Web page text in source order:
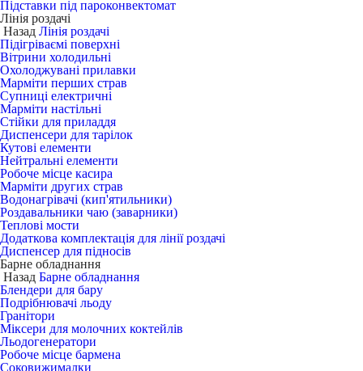
Підставки під пароконвектомат
Лінія роздачі
Назад Лінія роздачі
Підігріваємі поверхні
Вітрини холодильні
Охолоджувані прилавки
Марміти перших страв
Супниці електричні
Марміти настільні
Стійки для приладдя
Диспенсери для тарілок
Кутові елементи
Нейтральні елементи
Робоче місце касира
Марміти других страв
Водонагрівачі (кип'ятильники)
Роздавальники чаю (заварники)
Теплові мости
Додаткова комплектація для лінії роздачі
Диспенсер для підносів
Барне обладнання
Назад Барне обладнання
Блендери для бару
Подрібнювачі льоду
Гранітори
Міксери для молочних коктейлів
Льодогенератори
Робоче місце бармена
Соковижималки